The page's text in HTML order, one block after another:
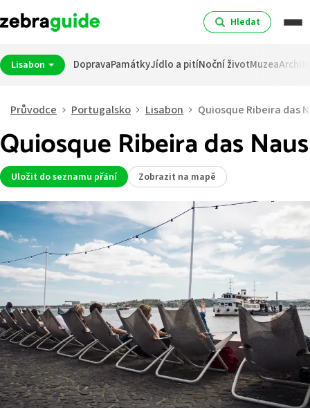
Hledat
Lisabon DopravaPamátkyJídlo a pitíNoční životMuzea
Průvodce Portugalsko Lisabon Quiosque Ribeira das
Quiosque Ribeira das Naus
Uložit do seznamu přání Zobrazit na mapě